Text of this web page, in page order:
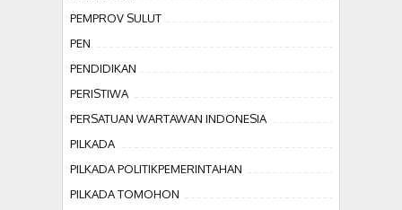
PEMPROV SULUT
PEN
PENDIDIKAN
PERISTIWA
PERSATUAN WARTAWAN INDONESIA
PILKADA
PILKADA POLITIKPEMERINTAHAN
PILKADA TOMOHON